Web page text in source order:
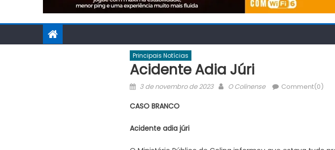
Principais Notícias
Acidente Adia Júri
Posted
3 de novembro de 2023 Author
O Colinense Comment(0)
CASO BRANCO
Acidente adia júri